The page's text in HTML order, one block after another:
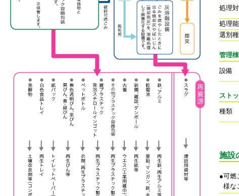
処理
処理
選別
管理棟
設備
スト
種類
施設
● 可燃
様な